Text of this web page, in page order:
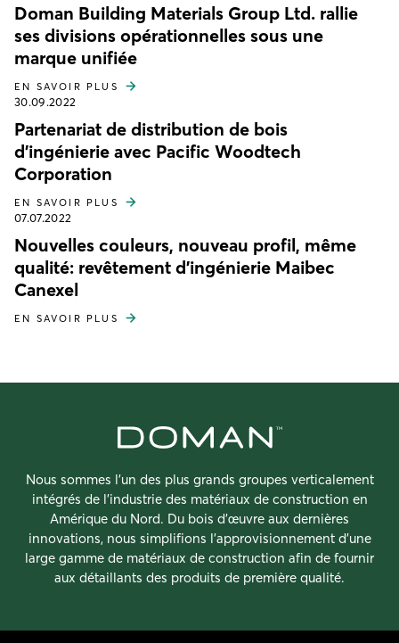
Doman Building Materials Group Ltd. rallie
ses divisions opérationnelles sous une
marque unifiée
EN SAVOIR PLUS
30.09.2022
Partenariat de distribution de bois
d'ingénierie avec Pacific Woodtech
Corporation
EN SAVOIR PLUS
07.07.2022
Nouvelles couleurs, nouveau profil, même
qualité: revêtement d'ingénierie Maibec
Canexel
EN SAVOIR PLUS
Nous sommes l’un des plus grands groupes verticalement
intégrés de l’industrie des matériaux de construction en
Amérique du Nord. Du bois d’œuvre aux dernières
innovations, nous simplifions l’approvisionnement d’une
large gamme de matériaux de construction afin de fournir
aux détaillants des produits de première qualité.